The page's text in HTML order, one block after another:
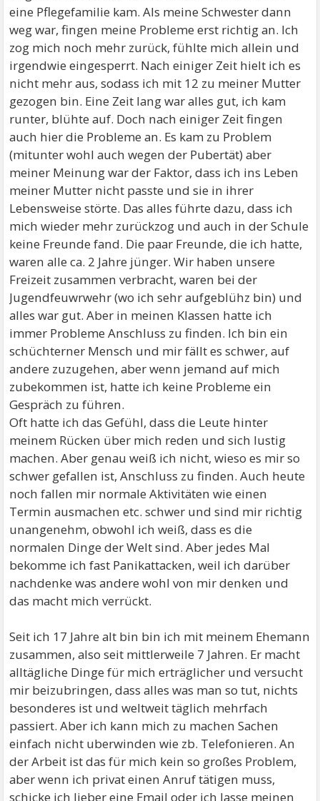
eine Pflegefamilie kam. Als meine Schwester dann
weg war, fingen meine Probleme erst richtig an. Ich
zog mich noch mehr zurück, fühlte mich allein und
irgendwie eingesperrt. Nach einiger Zeit hielt ich es
nicht mehr aus, sodass ich mit 12 zu meiner Mutter
gezogen bin. Eine Zeit lang war alles gut, ich kam
runter, blühte auf. Doch nach einiger Zeit fingen
auch hier die Probleme an. Es kam zu Problem
(mitunter wohl auch wegen der Pubertät) aber
meiner Meinung war der Faktor, dass ich ins Leben
meiner Mutter nicht passte und sie in ihrer
Lebensweise störte. Das alles führte dazu, dass ich
mich wieder mehr zurückzog und auch in der Schule
keine Freunde fand. Die paar Freunde, die ich hatte,
waren alle ca. 2 Jahre jünger. Wir haben unsere
Freizeit zusammen verbracht, waren bei der
Jugendfeuwrwehr (wo ich sehr aufgeblühz bin) und
alles war gut. Aber in meinen Klassen hatte ich
immer Probleme Anschluss zu finden. Ich bin ein
schüchterner Mensch und mir fällt es schwer, auf
andere zuzugehen, aber wenn jemand auf mich
zubekommen ist, hatte ich keine Probleme ein
Gespräch zu führen.
Oft hatte ich das Gefühl, dass die Leute hinter
meinem Rücken über mich reden und sich lustig
machen. Aber genau weiß ich nicht, wieso es mir so
schwer gefallen ist, Anschluss zu finden. Auch heute
noch fallen mir normale Aktivitäten wie einen
Termin ausmachen etc. schwer und sind mir richtig
unangenehm, obwohl ich weiß, dass es die
normalen Dinge der Welt sind. Aber jedes Mal
bekomme ich fast Panikattacken, weil ich darüber
nachdenke was andere wohl von mir denken und
das macht mich verrückt.
Seit ich 17 Jahre alt bin bin ich mit meinem Ehemann
zusammen, also seit mittlerweile 7 Jahren. Er macht
alltägliche Dinge für mich erträglicher und versucht
mir beizubringen, dass alles was man so tut, nichts
besonderes ist und weltweit täglich mehrfach
passiert. Aber ich kann mich zu machen Sachen
einfach nicht uberwinden wie zb. Telefonieren. An
der Arbeit ist das für mich kein so großes Problem,
aber wenn ich privat einen Anruf tätigen muss,
schicke ich lieber eine Email oder ich lasse meinen